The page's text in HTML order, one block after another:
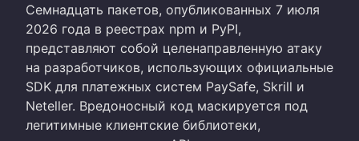
Семнадцать пакетов, опубликованных 7 июля
2026 года в реестрах npm и PyPI,
представляют собой целенаправленную атаку
на разработчиков, использующих официальные
SDK для платежных систем PaySafe, Skrill и
Neteller. Вредоносный код маскируется под
легитимные клиентские библиотеки,